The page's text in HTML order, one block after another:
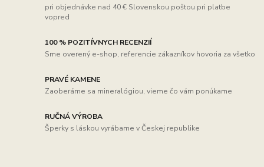
pri objednávke nad 40 € Slovenskou poštou pri platbe
vopred
100 % POZITÍVNYCH RECENZIÍ
Sme overený e-shop, referencie zákazníkov hovoria za všetko
PRAVÉ KAMENE
Zaoberáme sa mineralógiou, vieme čo vám ponúkame
RUČNÁ VÝROBA
Šperky s láskou vyrábame v Českej republike